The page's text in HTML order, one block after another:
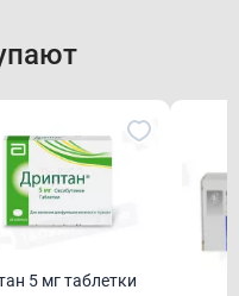
5 мг таблетки